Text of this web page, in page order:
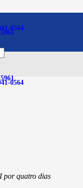
0564
0564
mil por
por quatro dias